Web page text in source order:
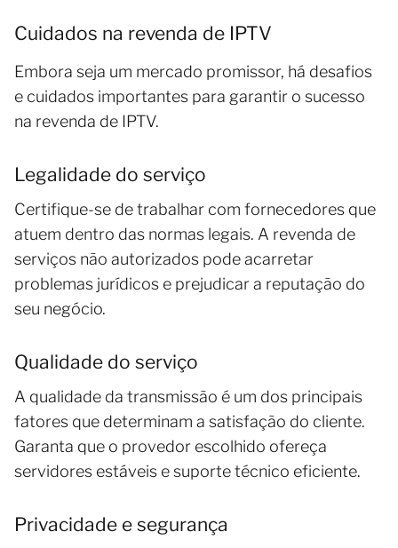
Cuidados na revenda de IPTV
Embora seja um mercado promissor, há desafios
e cuidados importantes para garantir o sucesso
na revenda de IPTV.
Legalidade do serviço
Certifique-se de trabalhar com fornecedores que
atuem dentro das normas legais. A revenda de
serviços não autorizados pode acarretar
problemas jurídicos e prejudicar a reputação do
seu negócio.
Qualidade do serviço
A qualidade da transmissão é um dos principais
fatores que determinam a satisfação do cliente.
Garanta que o provedor escolhido ofereça
servidores estáveis e suporte técnico eficiente.
Privacidade e segurança